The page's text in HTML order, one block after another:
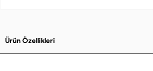
Ürün Özellikleri